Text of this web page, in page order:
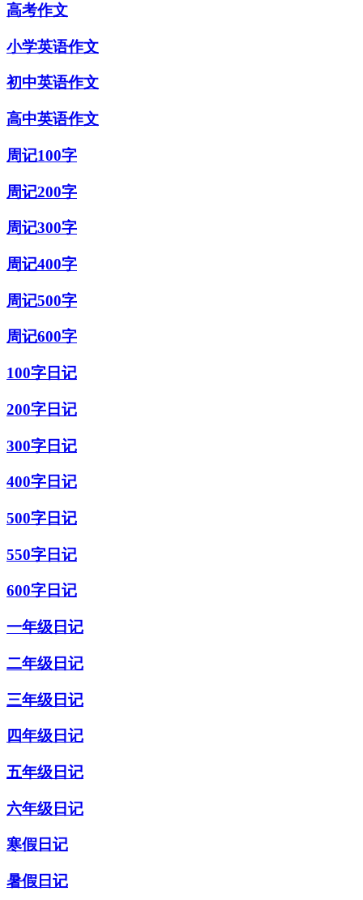
高考作文
小学英语作文
初中英语作文
高中英语作文
周记100字
周记200字
周记300字
周记400字
周记500字
周记600字
100字日记
200字日记
300字日记
400字日记
500字日记
550字日记
600字日记
一年级日记
二年级日记
三年级日记
四年级日记
五年级日记
六年级日记
寒假日记
暑假日记